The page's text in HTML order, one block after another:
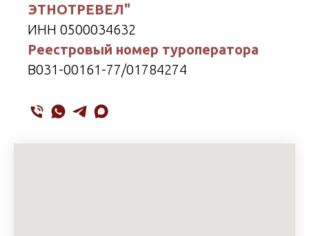
ЭТНОТРЕВЕЛ"
ИНН 0500034632
Реестровый номер туроператора
В031-00161-77/01784274